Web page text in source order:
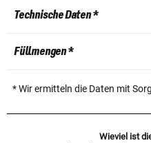
Technische Daten *
Füllmengen *
* Wir ermitteln die Daten mit
Wieviel ist